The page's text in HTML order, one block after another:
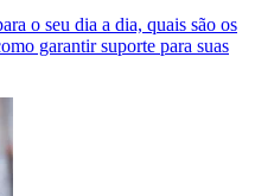
o seu dia a dia, quais são os
garantir suporte para suas